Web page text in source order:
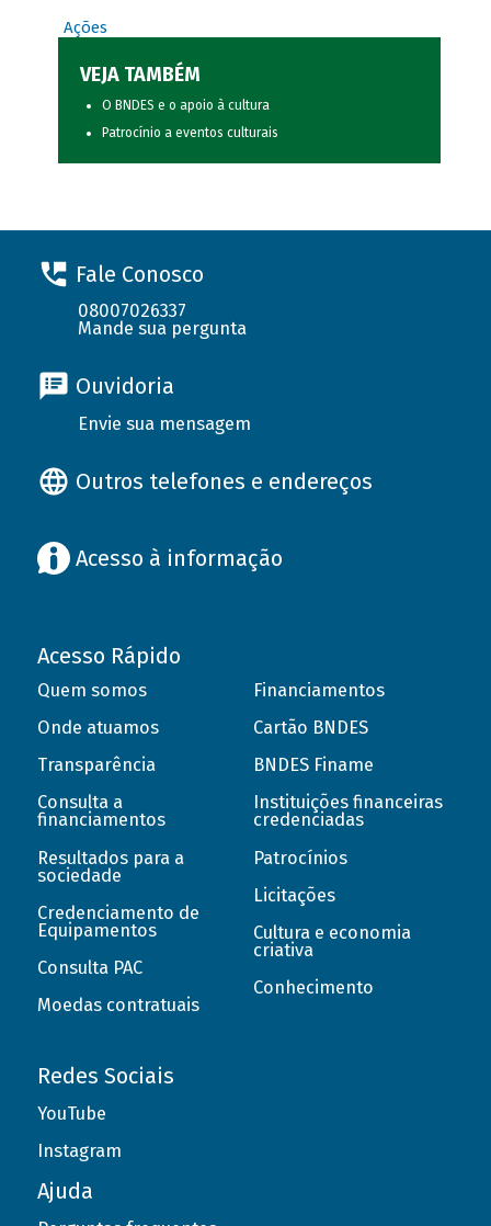
Ações
VEJA TAMBÉM
O BNDES e o apoio à cultura
Patrocínio a eventos culturais
Fale Conosco
08007026337
Mande sua pergunta
Ouvidoria
Envie sua mensagem
Outros telefones e endereços
Acesso à informação
Acesso Rápido
Quem somos
Onde atuamos
Transparência
Consulta a
financiamentos
Resultados para a
sociedade
Credenciamento de
Equipamentos
Consulta PAC
Moedas contratuais
Financiamentos
Cartão BNDES
BNDES Finame
Instituições financeiras
credenciadas
Patrocínios
Licitações
Cultura e economia
criativa
Conhecimento
Redes Sociais
YouTube
Instagram
Ajuda